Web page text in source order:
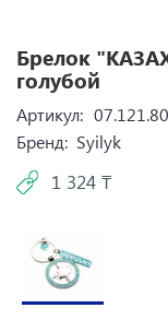
Брелок
голубой
Артикул: 07.121.80
Бренд: Syilyk
1 324 ₸